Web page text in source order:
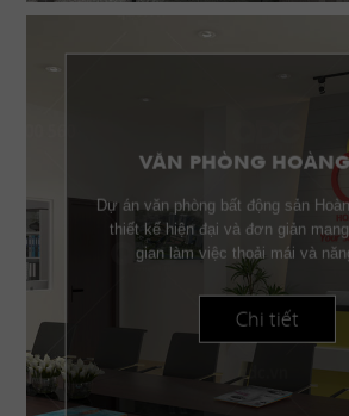
VĂN PHÒNG
Dự án văn phòng bất động sản
thiết kế hiện đại và đơn giản
gian làm việc thoải mái và
Chi tiết